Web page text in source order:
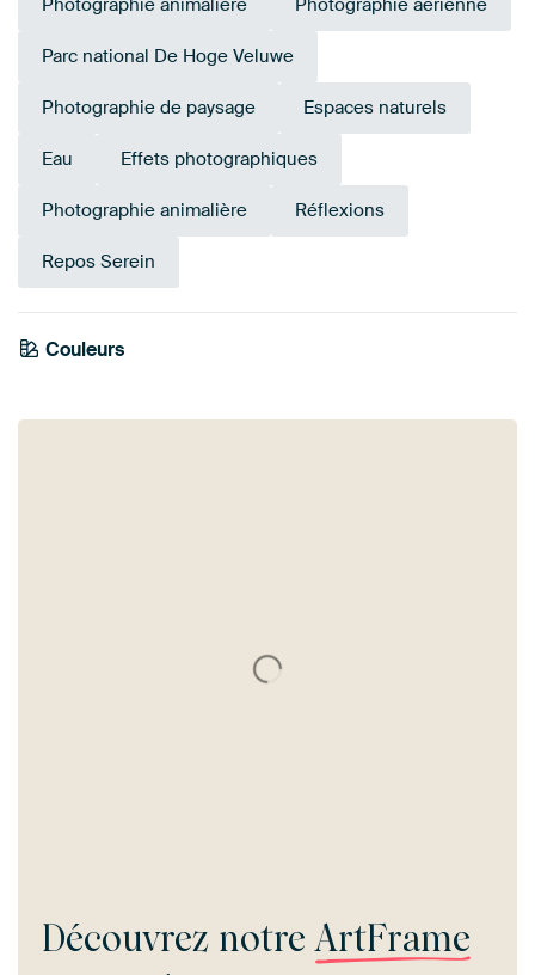
Photographie animalière Photographie aérienne
Parc national De Hoge Veluwe
Photographie de paysage Espaces naturels
Eau Effets photographiques
Photographie animalière Réflexions
Repos Serein
Couleurs
Anthracite
Beige
Découvrez notreArtFrame